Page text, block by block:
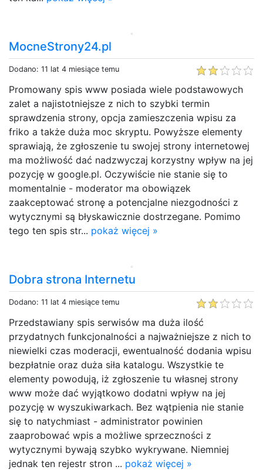
MocneStrony24.pl
Dodano: 11 lat 4 miesiące temu
Promowany spis www posiada wiele podstawowych
zalet a najistotniejsze z nich to szybki termin
sprawdzenia strony, opcja zamieszczenia wpisu za
friko a także duża moc skryptu. Powyższe elementy
sprawiają, że zgłoszenie tu swojej strony internetowej
ma możliwość dać nadzwyczaj korzystny wpływ na jej
pozycję w google.pl. Oczywiście nie stanie się to
momentalnie - moderator ma obowiązek
zaakceptować stronę a potencjalne niezgodności z
wytycznymi są błyskawicznie dostrzegane. Pomimo
tego ten spis str... pokaż więcej »
Dobra strona Internetu
Dodano: 11 lat 4 miesiące temu
Przedstawiany spis serwisów ma duża ilość
przydatnych funkcjonalności a najważniejsze z nich to
niewielki czas moderacji, ewentualność dodania wpisu
bezpłatnie oraz duża siła katalogu. Wszystkie te
elementy powodują, iż zgłoszenie tu własnej strony
www może dać wyjątkowo dodatni wpływ na jej
pozycję w wyszukiwarkach. Bez wątpienia nie stanie
się to natychmiast - administrator powinien
zaaprobować wpis a możliwe sprzeczności z
wytycznymi bywają szybko wykrywane. Niemniej
jednak ten rejestr stron ... pokaż więcej »